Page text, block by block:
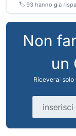
🏷️ 93 hanno già
Non
un
Riceverai
Indirizzo